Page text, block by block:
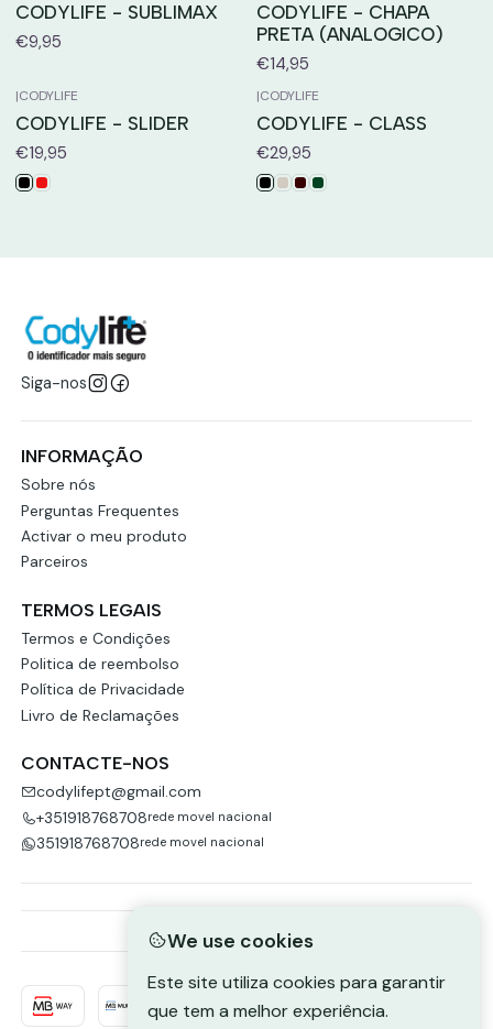
CODYLIFE - SUBLIMAX
€9,95
CODYLIFE - CHAPA
PRETA (ANALOGICO)
€14,95
|CODYLIFE
CODYLIFE - SLIDER
€19,95
|CODYLIFE
CODYLIFE - CLASS
€29,95
Siga-nos
INFORMAÇÃO
Sobre nós
Perguntas Frequentes
Activar o meu produto
Parceiros
TERMOS LEGAIS
Termos e Condições
Politica de reembolso
Política de Privacidade
Livro de Reclamações
CONTACTE-NOS
codylifept@gmail.com
+351918768708rede movel nacional
351918768708rede movel nacional
We use cookies
Este site utiliza cookies para garantir
que tem a melhor experiência.